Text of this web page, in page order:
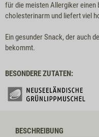
für die meisten Allergiker
cholesterinarm und liefert viel
Ein gesunder Snack, der auch
bekommt.
BESONDERE ZUTATEN:
BESCHREIBUNG